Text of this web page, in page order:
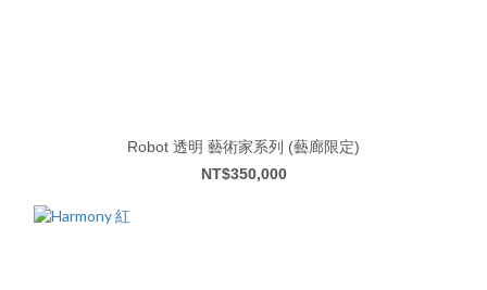
Robot 透明 藝術家系列 (藝廊限定)
NT$350,000